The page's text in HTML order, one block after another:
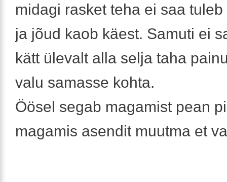
midagi rasket teha ei saa
ja jõud kaob käest. Samuti ei
kätt ülevalt alla selja taha
valu samasse kohta.
Öösel segab magamist pean
magamis asendit muutma et